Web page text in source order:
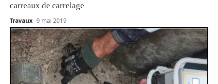
carreaux de carrelage
Travaux 9 mai 2019